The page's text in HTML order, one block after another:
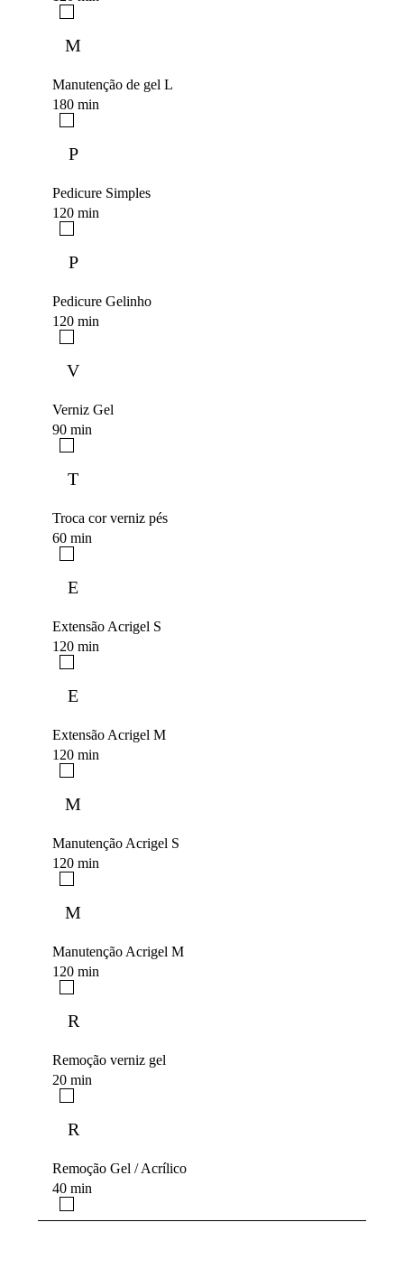
M
Manutenção de gel L
180 min
P
Pedicure Simples
120 min
P
Pedicure Gelinho
120 min
V
Verniz Gel
90 min
T
Troca cor verniz pés
60 min
E
Extensão Acrigel S
120 min
E
Extensão Acrigel M
120 min
M
Manutenção Acrigel S
120 min
M
Manutenção Acrigel M
120 min
R
Remoção verniz gel
20 min
R
Remoção Gel / Acrílico
40 min